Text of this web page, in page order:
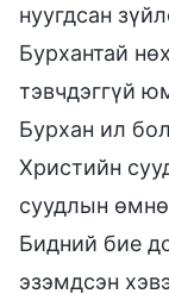
нуугдсан
Бурхантай
тэвчдэггүй
Бурхан ил
Христийн
суудлын
Бидний бие
эзэмдсэн